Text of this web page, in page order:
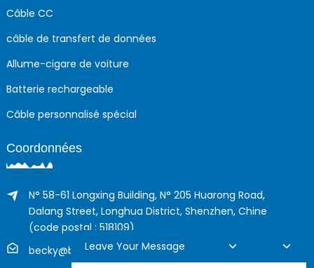
Câble CC
câble de transfert de données
Allume-cigare de voiture
Batterie rechargeable
Câble personnalisé spécial
Coordonnées
N° 58-61 Longxing Building, N° 205 Huarong Road,
Dalang Street, Longhua District, Shenzhen, Chine
(code postal : 518109)
becky@boyingcable.com
Leave Your Message